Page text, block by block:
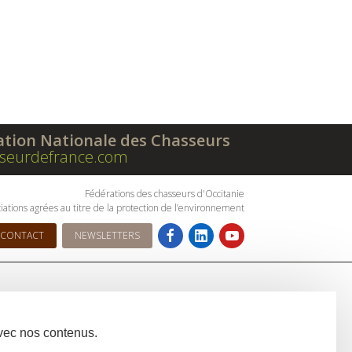
Nationale des Chasseurs
Fédérations des chasseurs d'Occitanie
agrées au titre de la protection de l’environnement
CONTACT NEWSLETTERS
nos contenus.